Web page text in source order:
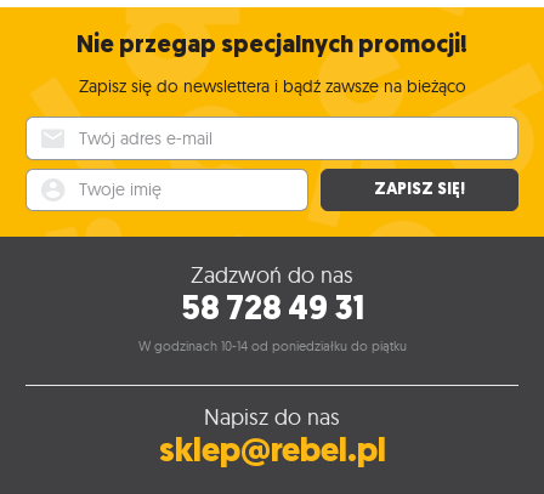
Nie przegap specjalnych promocji!
Zapisz się do newslettera i bądź zawsze na bieżąco
ZAPISZ SIĘ!
Zadzwoń do nas
58 728 49 31
W godzinach 10-14 od poniedziałku do piątku
Napisz do nas
sklep@rebel.pl